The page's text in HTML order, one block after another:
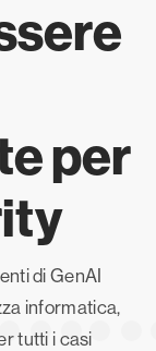
per
di GenAI
informatica,
tutti i casi